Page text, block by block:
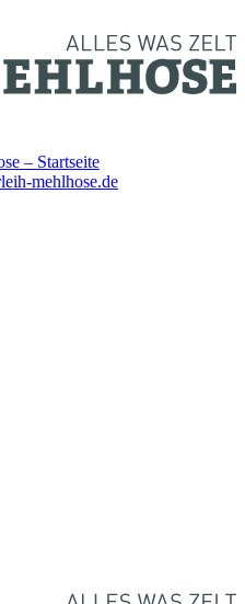
– Startseite
mehlhose.de